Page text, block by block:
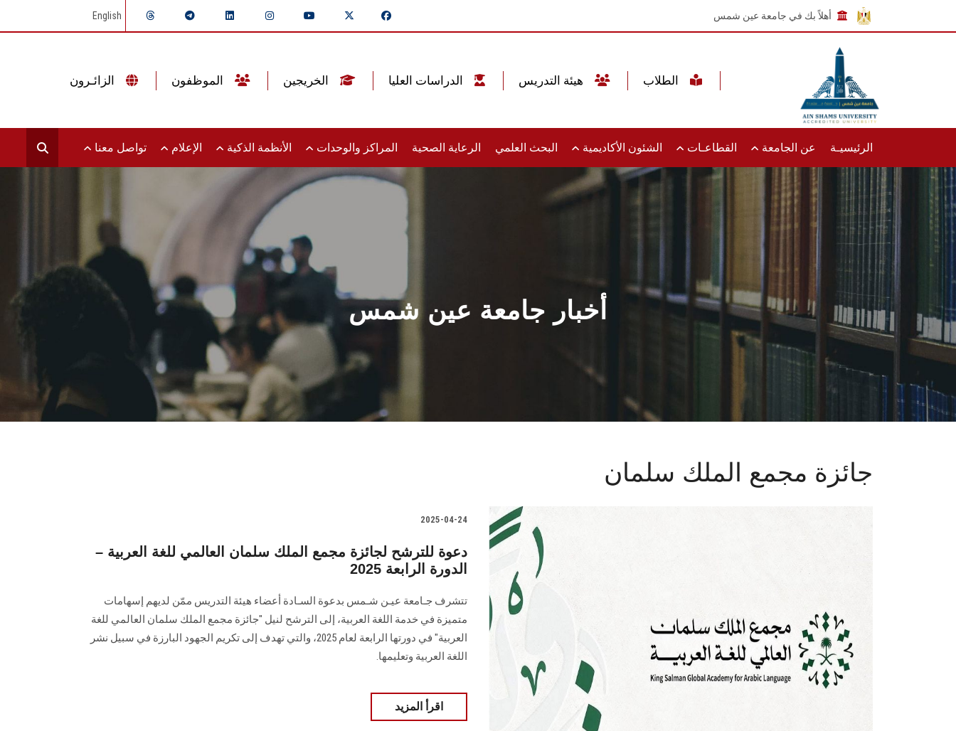
أهلاً بك في جامعة عين شمس English
الرئيسيـة عن الجامعة القطاعـات الشئون الأكاديمية البحث العلمي الرعاية الصحية المراكز والوحدات الأنظمة الذكية الإعلام تواصل معنا
أخبار جامعة عين شمس
جائزة مجمع الملك سلمان
2025-04-24
دعوة للترشح لجائزة مجمع الملك سلمان العالمي للغة العربية –
الدورة الرابعة 2025
تتشرف جـامعة عيـن شـمس بدعوة السـادة أعضاء هيئة التدريس ممّن لديهم إسهامات
متميزة في خدمة اللغة العربية، إلى الترشح لنيل "جائزة مجمع الملك سلمان العالمي للغة
العربية" في دورتها الرابعة لعام 2025، والتي تهدف إلى تكريم الجهود البارزة في سبيل نشر
اللغة العربية وتعليمها.
اقرأ المزيد